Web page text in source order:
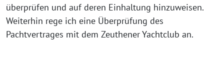
überprüfen und auf deren Einhaltung hinzuweisen.
Weiterhin rege ich eine Überprüfung des
Pachtvertrages mit dem Zeuthener Yachtclub an.